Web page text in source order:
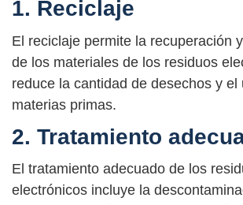
1. Reciclaje
El reciclaje permite la recuperación
de los materiales de los residuos
reduce la cantidad de desechos y el
materias primas.
2. Tratamiento
El tratamiento adecuado de los
electrónicos incluye la